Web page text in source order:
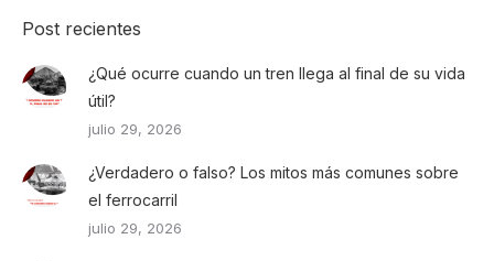
Post recientes
¿Qué ocurre cuando un tren llega al final de su vida
útil?
julio 29, 2026
¿Verdadero o falso? Los mitos más comunes sobre
el ferrocarril
julio 29, 2026